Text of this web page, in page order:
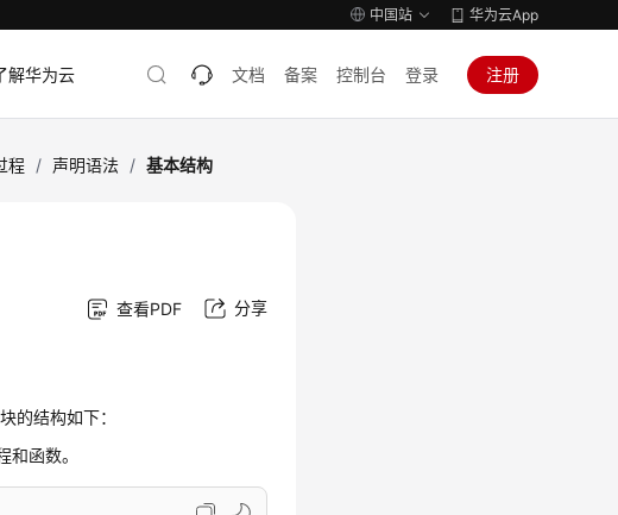
中国站 华为云App
解华为云 文档 备案 控制台 登录 注册
程 / 声明语法 / 基本结构
查看PDF 分享
的结构如下：
函数。